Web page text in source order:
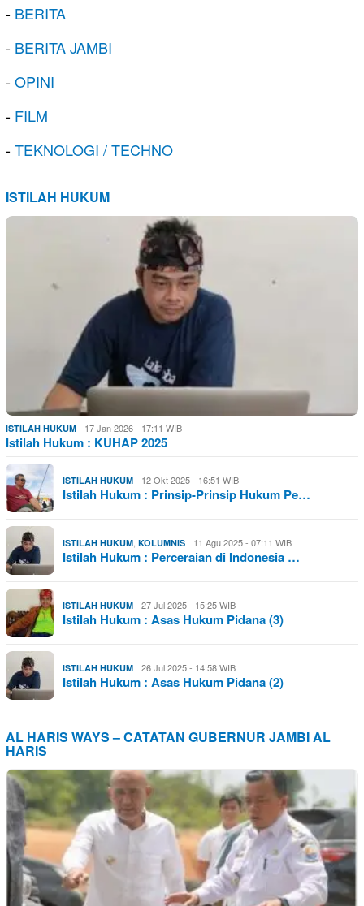
- BERITA
- BERITA JAMBI
-OPINI
- FILM
-TEKNOLOGI / TECHNO
ISTILAH HUKUM
ISTILAH HUKUM 17 Jan 2026 - 17:11 WIB
Istilah Hukum : KUHAP 2025
ISTILAH HUKUM 12 Okt 2025 - 16:51 WIB
Istilah Hukum : Prinsip-Prinsip Hukum Pe…
ISTILAH HUKUM KOLUMNIS 11 Agu 2025 - 07:11 WIB
Istilah Hukum : Perceraian di Indonesia …
ISTILAH HUKUM 27 Jul 2025 - 15:25 WIB
Istilah Hukum : Asas Hukum Pidana (3)
ISTILAH HUKUM 26 Jul 2025 - 14:58 WIB
Istilah Hukum : Asas Hukum Pidana (2)
AL HARIS WAYS – CATATAN GUBERNUR JAMBI AL
HARIS